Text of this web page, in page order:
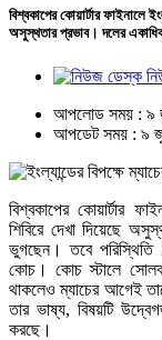
বিশ্বকাপের কোয়ার্টার ফাইনালে
অসুস্থতার প্রভাব। দলের
আপলোড সময় : ৯
আপডেট সময় : ৯
বিশ্বকাপের কোয়ার্টার
শিবিরে দেখা দিয়েছে
ভুগছেন। তবে পরিস্থিতি
কোচ। কোচ স্টালে
থাকলেও ম্যাচের আগেই
তার ভাষ্য, বিষয়টি
করছে।